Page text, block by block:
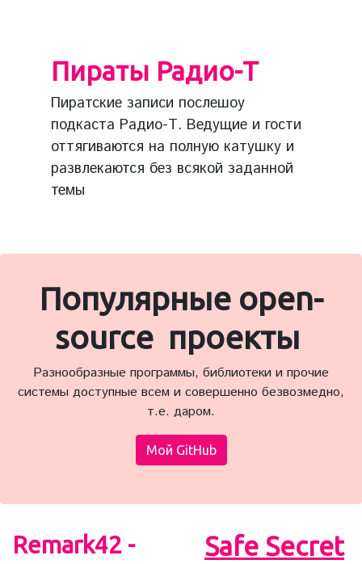
Пираты Радио-Т
Пиратские записи послешоу
подкаста Радио-Т. Ведущие и гости
оттягиваются на полную катушку и
развлекаются без всякой заданной
темы
Популярные open-
source проекты
Разнообразные программы, библиотеки и прочие
системы доступные всем и совершенно безвозмедно,
т.е. даром.
Мой GitHub
Remark42 -
Safe Secret